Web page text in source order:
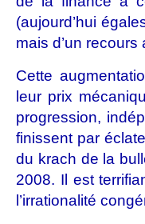
(aujourd’hui
mais d’un recours
Cette
leur prix
progression,
finissent par
du krach de la
2008. Il est
l’irrationalité